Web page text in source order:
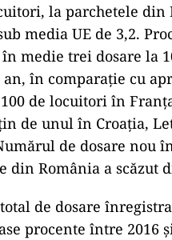
la parchetele din
media UE de 3,2.
medie trei dosare la
în comparație cu
de locuitori în
de unul în Croația,
de dosare nou
din România a scăzut
de dosare
procente între 2016